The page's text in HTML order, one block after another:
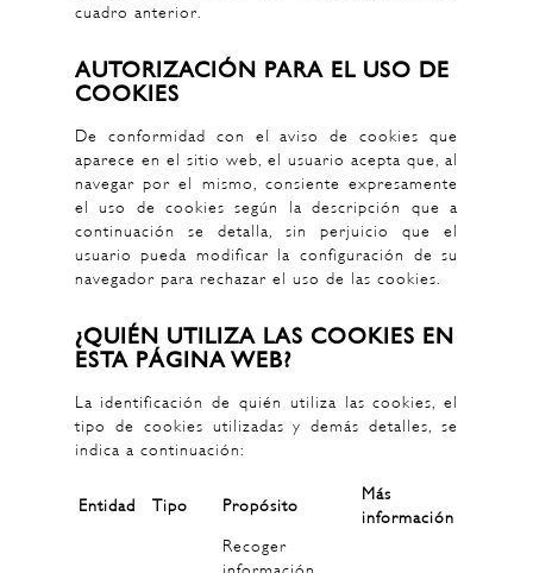
cuadro anterior.
AUTORIZACIÓN PARA EL USO DE
COOKIES
De conformidad con el aviso de cookies que
aparece en el sitio web, el usuario acepta que, al
navegar por el mismo, consiente expresamente
el uso de cookies según la descripción que a
continuación se detalla, sin perjuicio que el
usuario pueda modificar la configuración de su
navegador para rechazar el uso de las cookies.
¿QUIÉN UTILIZA LAS COOKIES EN
ESTA PÁGINA WEB?
La identificación de quién utiliza las cookies, el
tipo de cookies utilizadas y demás detalles, se
indica a continuación:
Entidad Tipo Propósito
Más
información
Recoger